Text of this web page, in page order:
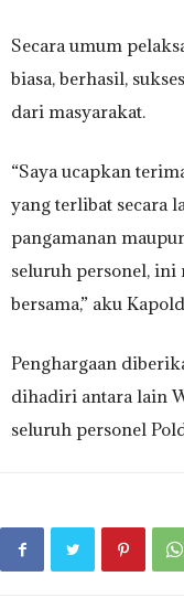
Secara umum
biasa, berhasil,
dari masyarakat.
“Saya ucapkan
yang terlibat secara
pangamanan
seluruh personel,
bersama,” aku
Penghargaan
dihadiri antara lain
seluruh personel